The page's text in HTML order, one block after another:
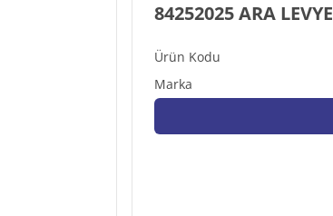
84252025 ARA LEVYE